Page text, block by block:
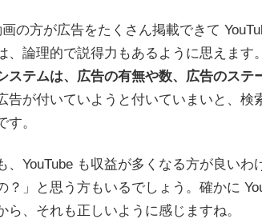
の方が広告をたくさん掲載できて
、論理的で説得力もあるように思えます
ステムは、広告の有無や数、広告のステ
告が付いていようと付いていまいと、検
。
、YouTube も収益が多くなる方が良いわ
？」と思う方もいるでしょう。確かに
ら、それも正しいように感じますね。